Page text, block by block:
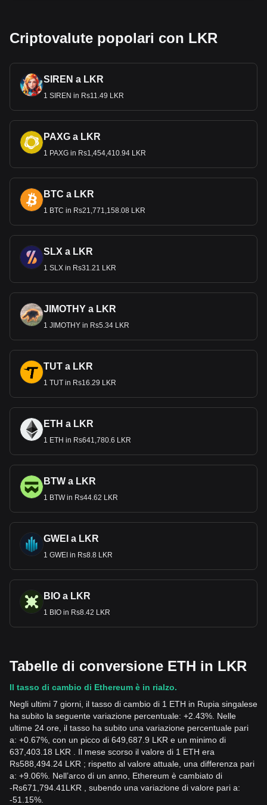
Criptovalute popolari con LKR
SIREN a LKR
1 SIREN in Rs11.49 LKR
PAXG a LKR
1 PAXG in Rs1,454,410.94 LKR
BTC a LKR
1 BTC in Rs21,771,158.08 LKR
SLX a LKR
1 SLX in Rs31.21 LKR
JIMOTHY a LKR
1 JIMOTHY in Rs5.34 LKR
TUT a LKR
1 TUT in Rs16.29 LKR
ETH a LKR
1 ETH in Rs641,780.6 LKR
BTW a LKR
1 BTW in Rs44.62 LKR
GWEI a LKR
1 GWEI in Rs8.8 LKR
BIO a LKR
1 BIO in Rs8.42 LKR
Tabelle di conversione ETH in LKR
Il tasso di cambio di Ethereum è in rialzo.
Negli ultimi 7 giorni, il tasso di cambio di 1 ETH in Rupia singalese
ha subito la seguente variazione percentuale: +2.43%. Nelle
ultime 24 ore, il tasso ha subito una variazione percentuale pari
a: +0.67%, con un picco di 649,687.9 LKR e un minimo di
637,403.18 LKR . Il mese scorso il valore di 1 ETH era
Rs588,494.24 LKR ; rispetto al valore attuale, una differenza pari
a: +9.06%. Nell’arco di un anno, Ethereum è cambiato di
-Rs671,794.41 LKR , subendo una variazione di valore pari a:
-51.15%.